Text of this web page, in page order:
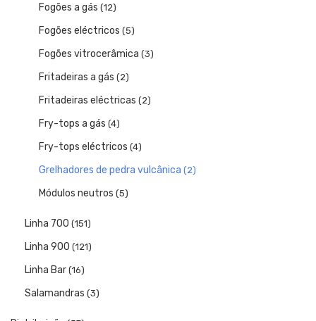
Fogões a gás (12)
Fogões eléctricos (5)
Fogões vitrocerâmica (3)
Fritadeiras a gás (2)
Fritadeiras eléctricas (2)
Fry-tops a gás (4)
Fry-tops eléctricos (4)
Grelhadores de pedra vulcânica (2)
Módulos neutros (5)
Linha 700 (151)
Linha 900 (121)
Linha Bar (16)
Salamandras (3)